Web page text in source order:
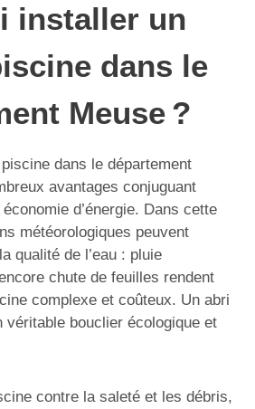
installer un
dans le
Meuse ?
dans le département
avantages conjuguant
d’énergie. Dans cette
météorologiques peuvent
qualité de l’eau : pluie
chute de feuilles rendent
complexe et coûteux. Un abri
véritable bouclier écologique et
contre la saleté et les débris,